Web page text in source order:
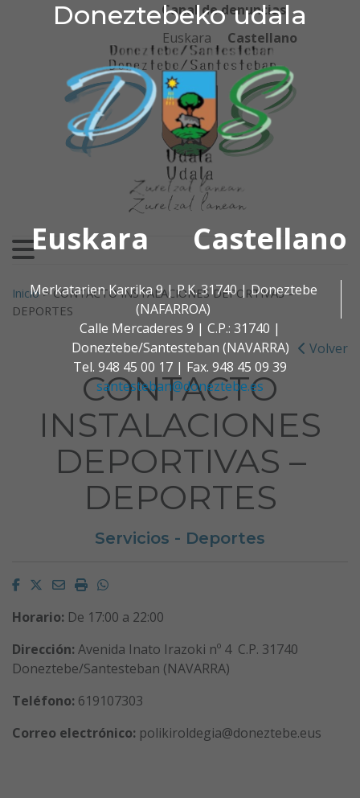
Doneztebeko udala
Euskara Castellano
Merkatarien Karrika 9 | P.K. 31740 | Doneztebe
(NAFARROA)
Calle Mercaderes 9 | C.P.: 31740 |
Doneztebe/Santesteban (NAVARRA)
Tel. 948 45 00 17 | Fax. 948 45 09 39
santesteban@doneztebe.es
Ir al contenido
Doneztebeko udala
Canal de denuncias
Euskara
Castellano
Buscar:
Inicio>CONTACTO INSTALACIONES DEPORTIVAS –
DEPORTES
Volver
CONTACTO
INSTALACIONES
DEPORTIVAS –
DEPORTES
Servicios - Deportes
Facebook
Twitter
EmailImprimirWhatsapp
Horario: De 17:00 a 22:00
Dirección: Avenida Inato Irazoki nº 4 C.P. 31740
Doneztebe/Santesteban (NAVARRA)
Teléfono: 619107303
Correo electrónico: polikiroldegia@doneztebe.eus